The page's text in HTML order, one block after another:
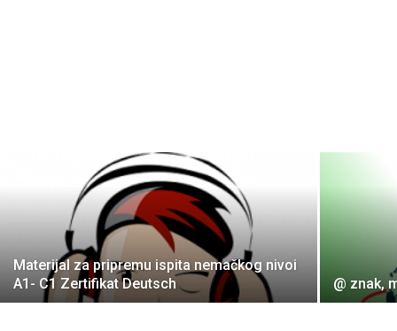
Materijal za pripremu ispita nemačkog nivoi
A1- C1 Zertifikat Deutsch
@ znak,